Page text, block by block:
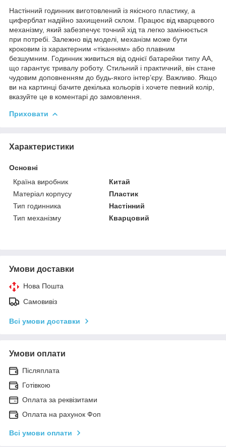
Настінний годинник виготовлений із якісного пластику, а
циферблат надійно захищений склом. Працює від кварцевого
механізму, який забезпечує точний хід та легко замінюється
при потребі. Залежно від моделі, механізм може бути
кроковим із характерним «тіканням» або плавним
безшумним. Годинник живиться від однієї батарейки типу АА,
що гарантує тривалу роботу. Стильний і практичний, він стане
чудовим доповненням до будь-якого інтер’єру. Важливо. Якщо
ви на картинці бачите декілька кольорів і хочете певний колір,
вказуйте це в коментарі до замовлення.
Приховати
Характеристики
Основні
Країна виробник
Китай
Матеріал корпусу
Пластик
Тип годинника
Настінний
Тип механізму
Кварцовий
Умови доставки
Нова Пошта
Самовивіз
Всі умови доставки
Умови оплати
Післяплата
Готівкою
Оплата за реквізитами
Оплата на рахунок Фоп
Всі умови оплати